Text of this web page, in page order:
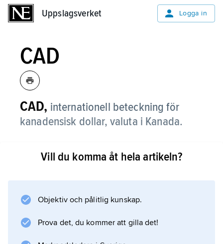
Uppslagsverket Logga in
CAD
CAD, internationell beteckning för
kanadensisk dollar, valuta i Kanada.
Vill du komma åt hela artikeln?
Objektiv och pålitlig kunskap.
Prova det, du kommer att gilla det!